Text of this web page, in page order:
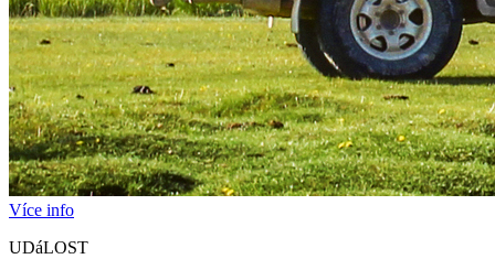
Více info
UDáLOST